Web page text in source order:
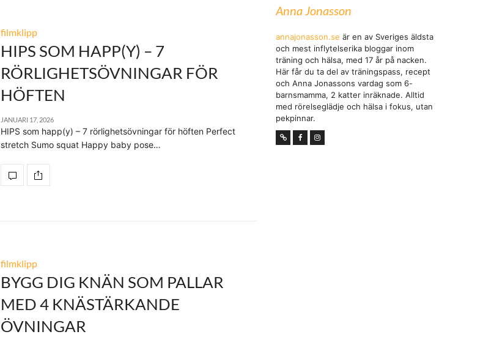
filmklipp
HIPS SOM HAPP(Y) – 7
RÖRLIGHETSÖVNINGAR FÖR
HÖFTEN
JANUARI 17, 2026
HIPS som happ(y) – 7 rörlighetsövningar för höften Perfect
stretch Sumo squat Happy baby pose…
filmklipp
BYGG DIG KNÄN SOM PALLAR
MED 4 KNÄSTÄRKANDE
ÖVNINGAR
Anna Jonasson
annajonasson.se är en av Sveriges äldsta
och mest inflytelserika bloggar inom
träning och hälsa, med 17 år på nacken.
Här får du ta del av träningspass, recept
och Anna Jonassons vardag som 6-
barnsmamma, 2 katter inräknade. Alltid
med rörelseglädje och hälsa i fokus, utan
pekpinnar.